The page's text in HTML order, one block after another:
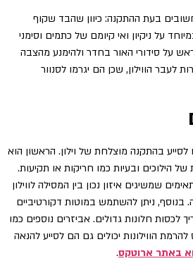
בעת ההתקנה: כיוון שהבד שקוף
על ניקיון ואי קיומם של כתמים וסימני
על סידורי האור בחדר ולהימנע מהצבה
לעבר הווילון, שכן הם יגרמו לסנוור
בהתקנה מוצלחת של וילון. הראשון הוא
של הילוכים ובעיות כמו חריקות או תקיעות.
שמשיגים איזון נכון בין המסילה לווילון
בנוסף, ניתן להשתמש במוטות דקורטיביים
לכסות חלונות גדולים. אביזרים נוספים כמו
הווילונות יכולים גם הם לסייע להנאה
באתר ארוטקס.